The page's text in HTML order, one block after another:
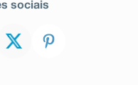
sociais